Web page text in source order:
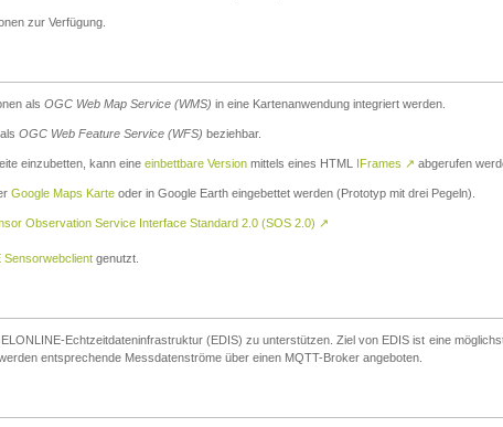
zur Verfügung.
als OGC Web Map Service (WMS) in eine Kartenanwendung integriert werden.
als OGC Web Feature Service (WFS) beziehbar.
einzubetten, kann eine einbettbare Version mittels eines HTML IFrames ↗ abgerufen
Google Maps Karte oder in Google Earth eingebettet werden (Prototyp mit drei Pegeln).
Observation Service Interface Standard 2.0 (SOS 2.0) ↗
Sensorwebclient genutzt.
Echtzeitdateninfrastruktur (EDIS) zu unterstützen. Ziel von EDIS ist eine
entsprechende Messdatenströme über einen MQTT-Broker angeboten.